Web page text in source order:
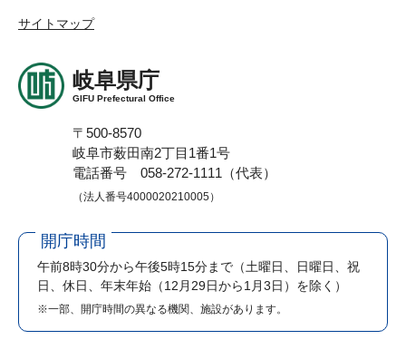
サイトマップ
岐阜県庁
GIFU Prefectural Office
〒500-8570
岐阜市薮田南2丁目1番1号
電話番号 058-272-1111（代表）
（法人番号4000020210005）
開庁時間
午前8時30分から午後5時15分まで （土曜日、日曜日、祝
日、休日、年末年始（12月29日から1月3日）を除く）
※一部、開庁時間の異なる機関、施設があります。